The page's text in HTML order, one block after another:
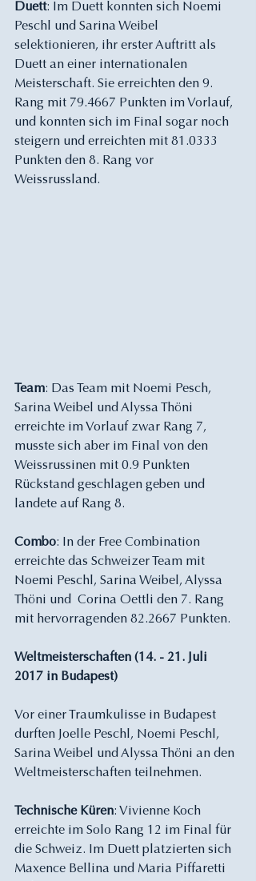
Duett: Im Duett konnten sich Noemi
Peschl und Sarina Weibel
selektionieren, ihr erster Auftritt als
Duett an einer internationalen
Meisterschaft. Sie erreichten den 9.
Rang mit 79.4667 Punkten im Vorlauf,
und konnten sich im Final sogar noch
steigern und erreichten mit 81.0333
Punkten den 8. Rang vor
Weissrussland.
Team: Das Team mit Noemi Pesch,
Sarina Weibel und Alyssa Thöni
erreichte im Vorlauf zwar Rang 7,
musste sich aber im Final von den
Weissrussinen mit 0.9 Punkten
Rückstand geschlagen geben und
landete auf Rang 8.
Combo: In der Free Combination
erreichte das Schweizer Team mit
Noemi Peschl, Sarina Weibel, Alyssa
Thöni und  Corina Oettli den 7. Rang
mit hervorragenden 82.2667 Punkten.
Weltmeisterschaften (14. - 21. Juli
2017 in Budapest)
Vor einer Traumkulisse in Budapest
durften Joelle Peschl, Noemi Peschl,
Sarina Weibel und Alyssa Thöni an den
Weltmeisterschaften teilnehmen.
Technische Küren: Vivienne Koch
erreichte im Solo Rang 12 im Final für
die Schweiz. Im Duett platzierten sich
Maxence Bellina und Maria Piffaretti